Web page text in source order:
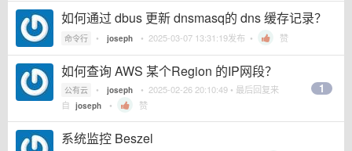
如何通过 dbus 更新 dnsmasq的 dns 缓存记录？
命令行 • joseph • 2025-03-07 13:31:19发布 • 赞
如何查询 AWS 某个Region 的IP网段？
公有云 • joseph • 2025-02-26 20:10:49 • 最后回复来
自 joseph • 赞
1
系统监控 Beszel